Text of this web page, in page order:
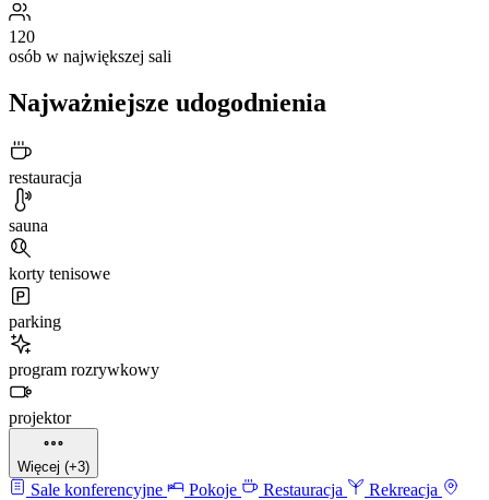
120
osób w największej sali
Najważniejsze udogodnienia
restauracja
sauna
korty tenisowe
parking
program rozrywkowy
projektor
Więcej (+3)
Sale konferencyjne Pokoje Restauracja
Rekreacja